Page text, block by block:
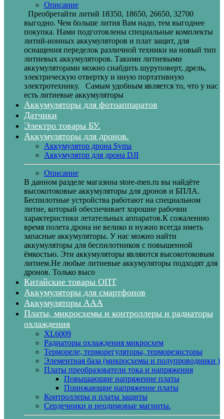
Описание
Преобретайти литий 18350, 18650, 26650, 32700
выгодно. Чем больше лития Вам надо, тем выгоднее
покупка. Нами подготовлены специальные комплекты
литий-ионных аккумуляторов и плат защит, для
оснащения переделок различной техники на новый тип
литиевых аккумуляторов. Такими литиевыми
аккумуляторами можно снабдить шуруповерт, дрель,
электрическую отвертку и иную портативную
электротехнику. Самым удобным является то, что у нас
есть литиевые аккумуляторы
Аккумуляторы для фотоаппаратов
Датчики
Электро товары БУ.
Аккумуляторы для дронов.
Аккумулятор дрона Syma
Аккумулятор для дрона DJI
Описание
В данном разделе магазина store-men.ru вы найдёте
высокотоковые аккумуляторы для дронов и БПЛА.
Беспилотные устройства работают на специальном
литие, который обеспечивает хорошие рабочии
характеристики летательных аппаратов.К сожалению
время полета дрона не велико и нужно всегда иметь
запасные аккумуляторы. У нас можно найти
аккумуляторы для беспилотников с повышенной
ёмкостью. Эти аккумуляторы являются высокотоковым
литием.Не любые литиевые аккумуляторы подходят для
дронов. Только высо
Китайские товары ОПТ
Аккумуляторы для смартфонов
Аккумуляторы ААА
Платы, микросхемы и контроллеры и радиаторы
охлаждения
XL6009
Радиаторы охлаждения микросхем
Термореле, терморегуляторы, терморезисторы
Элементная база (микросхемы и полупроводники )
Платы преобразователи тока и напряжения
Повышающие напряжение платы
Понижающие напряжение платы
Контроллеры и платы защиты
Сердечники и неодимовые магниты.